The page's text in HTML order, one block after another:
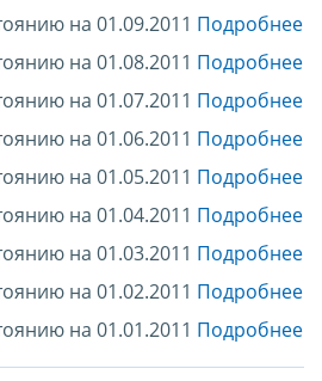
на 01.09.2011 Подробнее
на 01.08.2011 Подробнее
на 01.07.2011 Подробнее
на 01.06.2011 Подробнее
на 01.05.2011 Подробнее
на 01.04.2011 Подробнее
на 01.03.2011 Подробнее
на 01.02.2011 Подробнее
на 01.01.2011 Подробнее